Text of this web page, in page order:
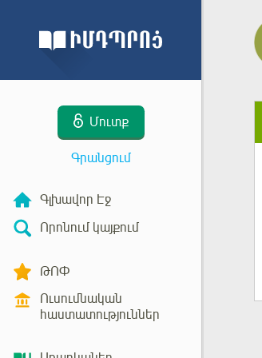
Մուտք
Գրանցում
Գլխավոր Էջ
Որոնում կայքում
ԹՈՓ
Ուսումնական
հաստատություններ